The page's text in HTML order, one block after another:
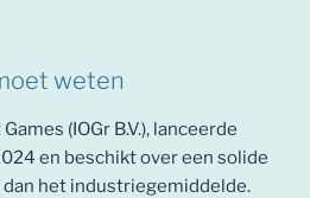
weten
(IOGr B.V.), lanceerde
en beschikt over een solide
het industriegemiddelde.